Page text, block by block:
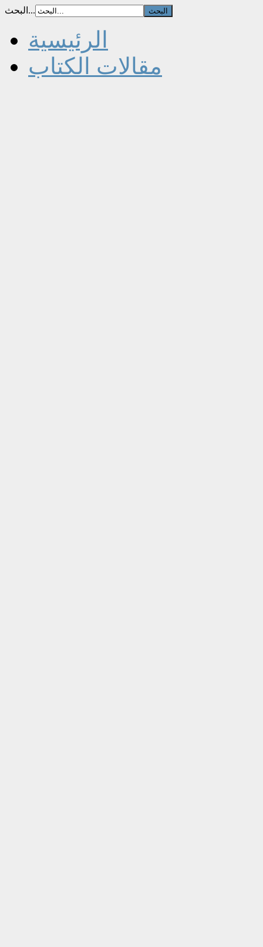
البحث...
الرئيسية
مقالات الكتاب